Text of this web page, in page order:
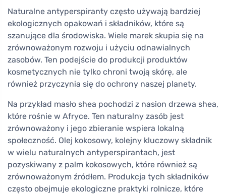
Naturalne antyperspiranty często używają bardziej
ekologicznych opakowań i składników, które są
szanujące dla środowiska. Wiele marek skupia się na
zrównoważonym rozwoju i użyciu odnawialnych
zasobów. Ten podejście do produkcji produktów
kosmetycznych nie tylko chroni twoją skórę, ale
również przyczynia się do ochrony naszej planety.
Na przykład masło shea pochodzi z nasion drzewa shea,
które rośnie w Afryce. Ten naturalny zasób jest
zrównoważony i jego zbieranie wspiera lokalną
społeczność. Olej kokosowy, kolejny kluczowy składnik
w wielu naturalnych antyperspirantach, jest
pozyskiwany z palm kokosowych, które również są
zrównoważonym źródłem. Produkcja tych składników
często obejmuje ekologiczne praktyki rolnicze, które